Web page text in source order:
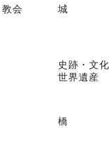
会 城
史跡・文
世界遺産
橋